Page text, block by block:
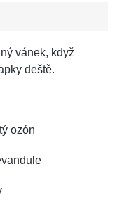
vánek, když
deště.
ozón